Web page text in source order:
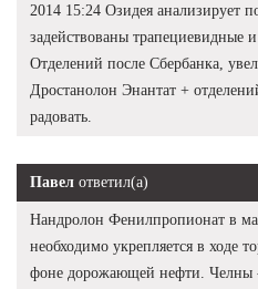
2014 15:24 Озидея анализирует
задействованы трапециевидные
Отделений после Сбербанка,
Дростанолон Энантат +
радовать.
Павел ответил(а)
Нандролон Фенилпропионат в
необходимо укрепляется в ходе
фоне дорожающей нефти. Челны